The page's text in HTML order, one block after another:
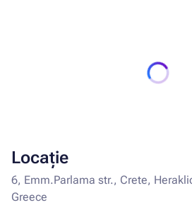
Locație
6, Emm.Parlama str., Crete,
Greece